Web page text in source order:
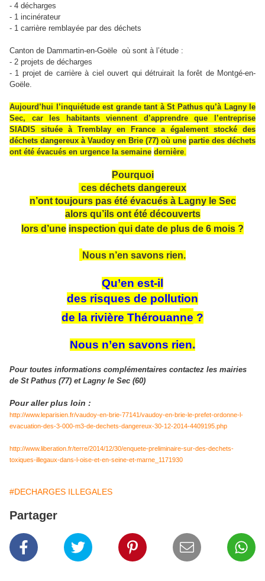
- 4 décharges
- 1 incinérateur
- 1 carrière remblayée par des déchets
Canton de Dammartin-en-Goële où sont à l’étude :
- 2 projets de décharges
- 1 projet de carrière à ciel ouvert qui détruirait la forêt de Montgé-en-
Goële.
Aujourd’hui l’inquiétude est grande tant à St Pathus qu’à Lagny le
Sec, car les habitants viennent d’apprendre que l’entreprise
SIADIS située à Tremblay en France a également stocké des
déchets dangereux à Vaudoy en Brie (77) où une partie des déchets
ont été évacués en urgence la semaine dernière.
Pourquoi
ces déchets dangereux
n’ont toujours pas été évacués à Lagny le Sec
alors qu’ils ont été découverts
lors d’une inspection qui date de plus de 6 mois ?
Nous n’en savons rien.
Qu’en est-il
des risques de pollution
de la rivière Thérouanne ?
Nous n’en savons rien.
Pour toutes informations complémentaires contactez les mairies
de St Pathus (77) et Lagny le Sec (60)
Pour aller plus loin :
http://www.leparisien.fr/vaudoy-en-brie-77141/vaudoy-en-brie-le-prefet-ordonne-l-
evacuation-des-3-000-m3-de-dechets-dangereux-30-12-2014-4409195.php
http://www.liberation.fr/terre/2014/12/30/enquete-preliminaire-sur-des-dechets-
toxiques-illegaux-dans-l-oise-et-en-seine-et-marne_1171930
#DECHARGES ILLEGALES
Partager